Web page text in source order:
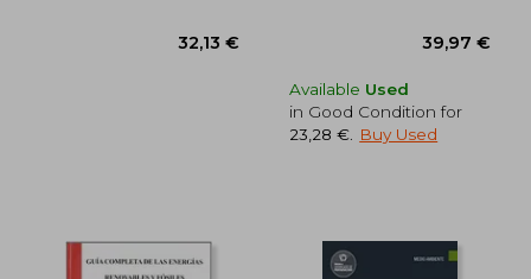
Available Used
in Good Condition for
23,28 €
Buy Used